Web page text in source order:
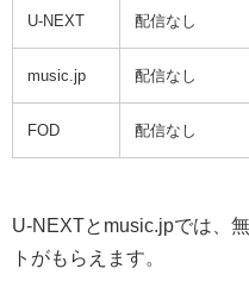
U-NEXT 配信なし
music.jp 配信なし
FOD 配信なし
U-NEXTとmusic.jpでは、
トがもらえます。